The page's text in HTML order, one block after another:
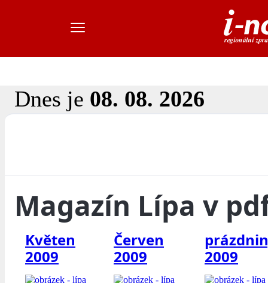
Dnes je 08. 08. 2026
Magazín Lípa v
Květen
2009
Červen
2009
2009